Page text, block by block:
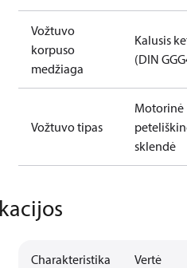
Vožtuvo
korpuso
medžiaga
Kalusis
(DIN
Vožtuvo tipas
Motorinė
sklendė
Charakteristika Vertė